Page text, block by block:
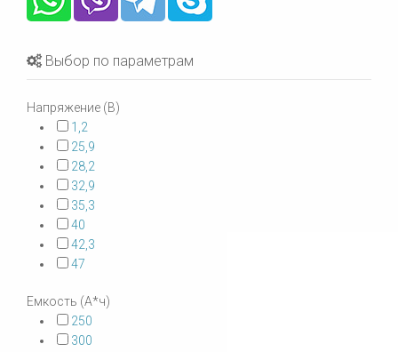
Выбор по параметрам
Напряжение (В)
1,2
25,9
28,2
32,9
35,3
40
42,3
47
Емкость (А*ч)
250
300